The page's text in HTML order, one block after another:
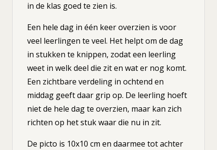
in de klas goed te zien is.
Een hele dag in één keer overzien is voor
veel leerlingen te veel. Het helpt om de dag
in stukken te knippen, zodat een leerling
weet in welk deel die zit en wat er nog komt.
Een zichtbare verdeling in ochtend en
middag geeft daar grip op. De leerling hoeft
niet de hele dag te overzien, maar kan zich
richten op het stuk waar die nu in zit.
De picto is 10x10 cm en daarmee tot achter